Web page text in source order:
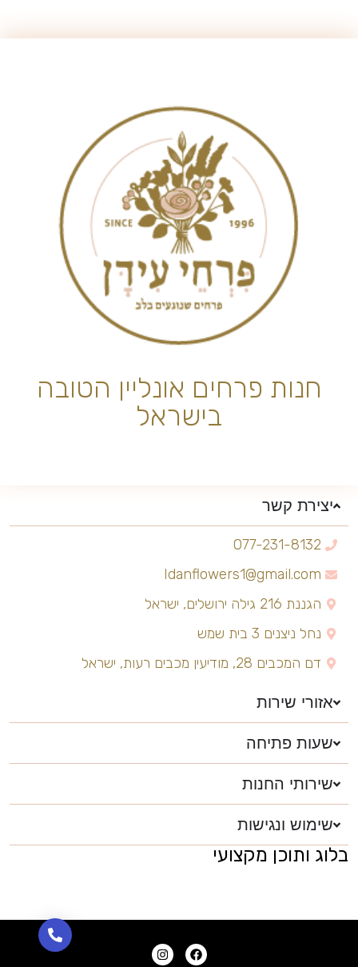
חנות פרחים אונליין הטובה
בישראל
יצירת קשר
077-231-8132
Idanflowers1@gmail.com
הגננת 216 גילה ירושלים, ישראל
נחל ניצנים 3 בית שמש
דם המכבים 28, מודיעין מכבים רעות, ישראל
אזורי שירות
שעות פתיחה
שירותי החנות
שימוש ונגישות
בלוג ותוכן מקצועי